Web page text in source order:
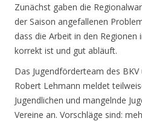
Zunächst gaben die
der Saison angefallenen
dass die Arbeit in den Regionen
korrekt ist und gut abläuft.
Das Jugendförderteam des
Robert Lehmann meldet
Jugendlichen und mangelnde
Vereine an. Vorschläge sind: